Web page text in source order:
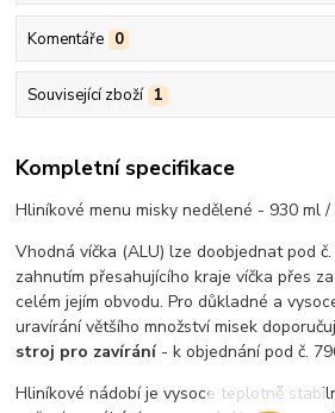
Komentáře 0
Související zboží 1
Kompletní specifikace
Hliníkové menu misky nedělené - 930 ml /
Vhodná víčka (ALU) lze doobjednat pod
zahnutím přesahujícího kraje víčka přes
celém jejím obvodu. Pro důkladné a
uravírání většího množství misek
stroj pro zavírání- k objednání pod č.
Hliníkové nádobí je vysoce teplotně